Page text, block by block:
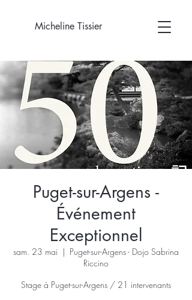
Micheline Tissier
Puget-sur-Argens -
Événement
Exceptionnel
sam. 23 mai
  |
Puget-sur-Argens - Dojo Sabrina
Riccino
Stage à Puget-sur-Argens / 21 intervenants